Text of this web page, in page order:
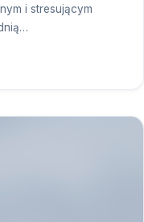
i stresującym